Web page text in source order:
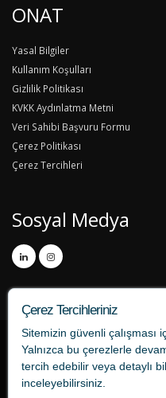
ONAT
Yasal Bilgiler
Kullanım Koşulları
Gizlilik Politikası
KVKK Aydınlatma Metni
Veri Sahibi Başvuru Formu
Çerez Politikası
Çerez Tercihleri
Sosyal Medya
Çerez Tercihleriniz
Sitemizin güvenli çalışması
Yalnızca bu çerezlerle
tercih edebilir veya detaylı
inceleyebilirsiniz.